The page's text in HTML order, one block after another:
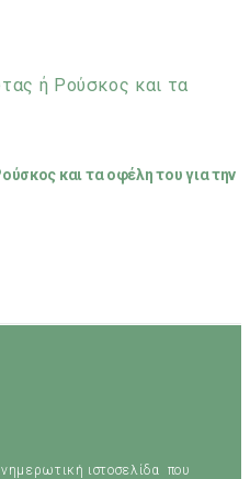
και τα οφέλη του για την
ιστοσελίδα που